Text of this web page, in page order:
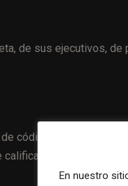
de sus ejecutivos,
código abierto de X
y
En nuestro